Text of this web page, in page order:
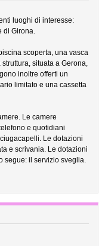
luoghi di interesse:
di Girona.
scoperta, una vasca
situata a Gerona,
inoltre offerti un
limitato e una cassetta
Le camere
e quotidiani
Le dotazioni
e scrivania. Le dotazioni
segue: il servizio sveglia.